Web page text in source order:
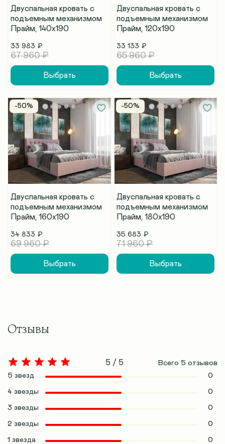
Двуспальная кровать с
подъемным механизмом
Прайм, 140х190
33 983 ₽
67 960 ₽
Выбрать
Двуспальная кровать с
подъемным механизмом
Прайм, 120х190
33 133 ₽
65 960 ₽
Выбрать
-50%
Двуспальная кровать с
подъемным механизмом
Прайм, 160х190
34 833 ₽
69 960 ₽
Выбрать
-50%
Двуспальная кровать с
подъемным механизмом
Прайм, 180х190
35 683 ₽
71 960 ₽
Выбрать
Отзывы
5 / 5 Всего 5 отзывов
5 звезд
0
4 звезды 0
3 звезды 0
2 звезды 0
1 звезда 0